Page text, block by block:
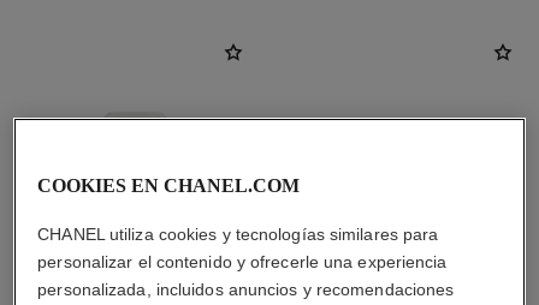
COOKIES EN CHANEL.COM
CHANEL utiliza cookies y tecnologías similares para
personalizar el contenido y ofrecerle una experiencia
personalizada, incluidos anuncios y recomendaciones